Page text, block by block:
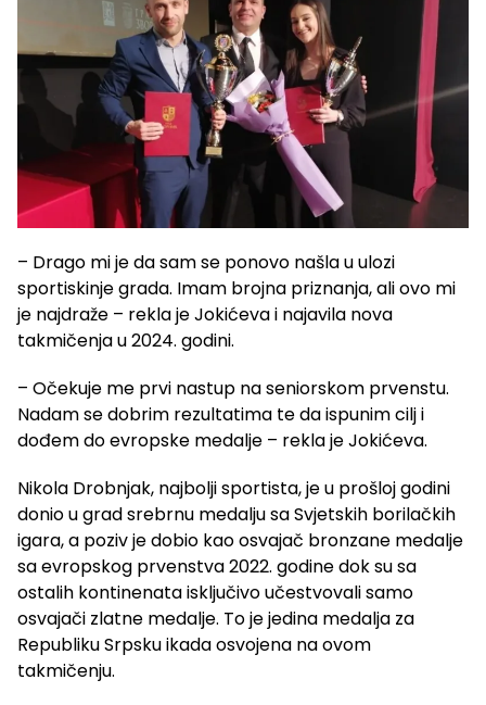
– Drago mi je da sam se ponovo našla u ulozi
sportiskinje grada. Imam brojna priznanja, ali ovo mi
je najdraže – rekla je Jokićeva i najavila nova
takmičenja u 2024. godini.
– Očekuje me prvi nastup na seniorskom prvenstu.
Nadam se dobrim rezultatima te da ispunim cilj i
dođem do evropske medalje – rekla je Jokićeva.
Nikola Drobnjak, najbolji sportista, je u prošloj godini
donio u grad srebrnu medalju sa Svjetskih borilačkih
igara, a poziv je dobio kao osvajač bronzane medalje
sa evropskog prvenstva 2022. godine dok su sa
ostalih kontinenata isključivo učestvovali samo
osvajači zlatne medalje. To je jedina medalja za
Republiku Srpsku ikada osvojena na ovom
takmičenju.